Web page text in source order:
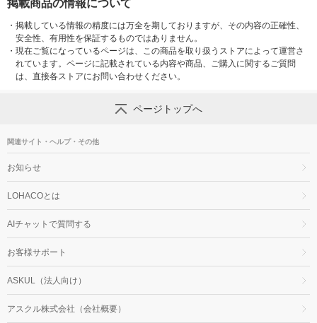
掲載商品の情報について
・ 掲載している情報の精度には万全を期しておりますが、その内容の正確性、
安全性、有用性を保証するものではありません。
・ 現在ご覧になっているページは、この商品を取り扱うストアによって運営さ
れています。ページに記載されている内容や商品、ご購入に関するご質問
は、直接各ストアにお問い合わせください。
ページトップへ
関連サイト・ヘルプ・その他
お知らせ
LOHACOとは
AIチャットで質問する
お客様サポート
ASKUL（法人向け）
アスクル株式会社（会社概要）